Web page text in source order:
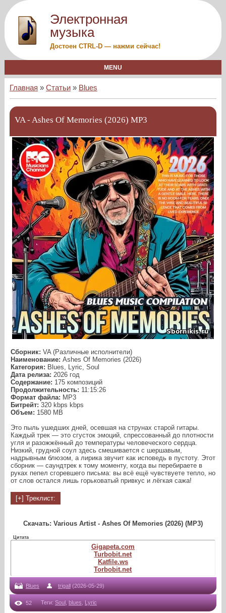
Электронная
музыка
Достоен CTRL-D — нажми сейчас!
MENU
Главная » Статьи » Blues
VA - Ashes Of Memories (2026) MP3
Сборник: VA (Различные исполнители)
Наименование: Ashes Of Memories (2026)
Категория: Blues, Lyric, Soul
Дата релиза: 2026 год
Содержание: 175 композиций
Продолжительность: 11:15:26
Формат файла: MP3
Битрейт: 320 kbps kbps
Объем: 1580 МB
Это пыль ушедших дней, осевшая на струнах старой гитары.
Каждый трек — это сгусток эмоций, спрессованный до плотности
угля и разожжённый до температуры человеческого сердца.
Низкий, грудной соул здесь смешивается с шершавым,
надрывным блюзом, а лирика звучит как исповедь в пустоту. Этот
сборник — саундтрек к тому моменту, когда вы перебираете в
руках пепел сгоревшего письма: вы всё ещё чувствуете тепло, но
от слов остался лишь горьковатый привкус и лёгкая сажа!
Скачать: Various Artist - Ashes Of Memories (2026) (MP3)
Цитата
Gigapeta.com
Turbobit.net
Katfile.ws
Torbobit.net
Blues trigall (2026-05-29)
52 Теги: Soul,blues,Lyric